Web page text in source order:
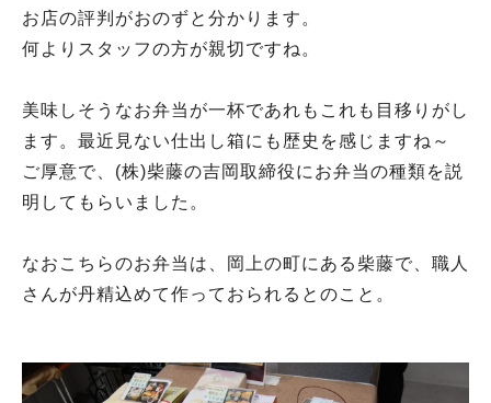
お店の評判がおのずと分かります。
何よりスタッフの方が親切ですね。
美味しそうなお弁当が一杯であれもこれも目移りがし
ます。最近見ない仕出し箱にも歴史を感じますね～
ご厚意で、(株)柴藤の吉岡取締役にお弁当の種類を説
明してもらいました。
なおこちらのお弁当は、岡上の町にある柴藤で、職人
さんが丹精込めて作っておられるとのこと。